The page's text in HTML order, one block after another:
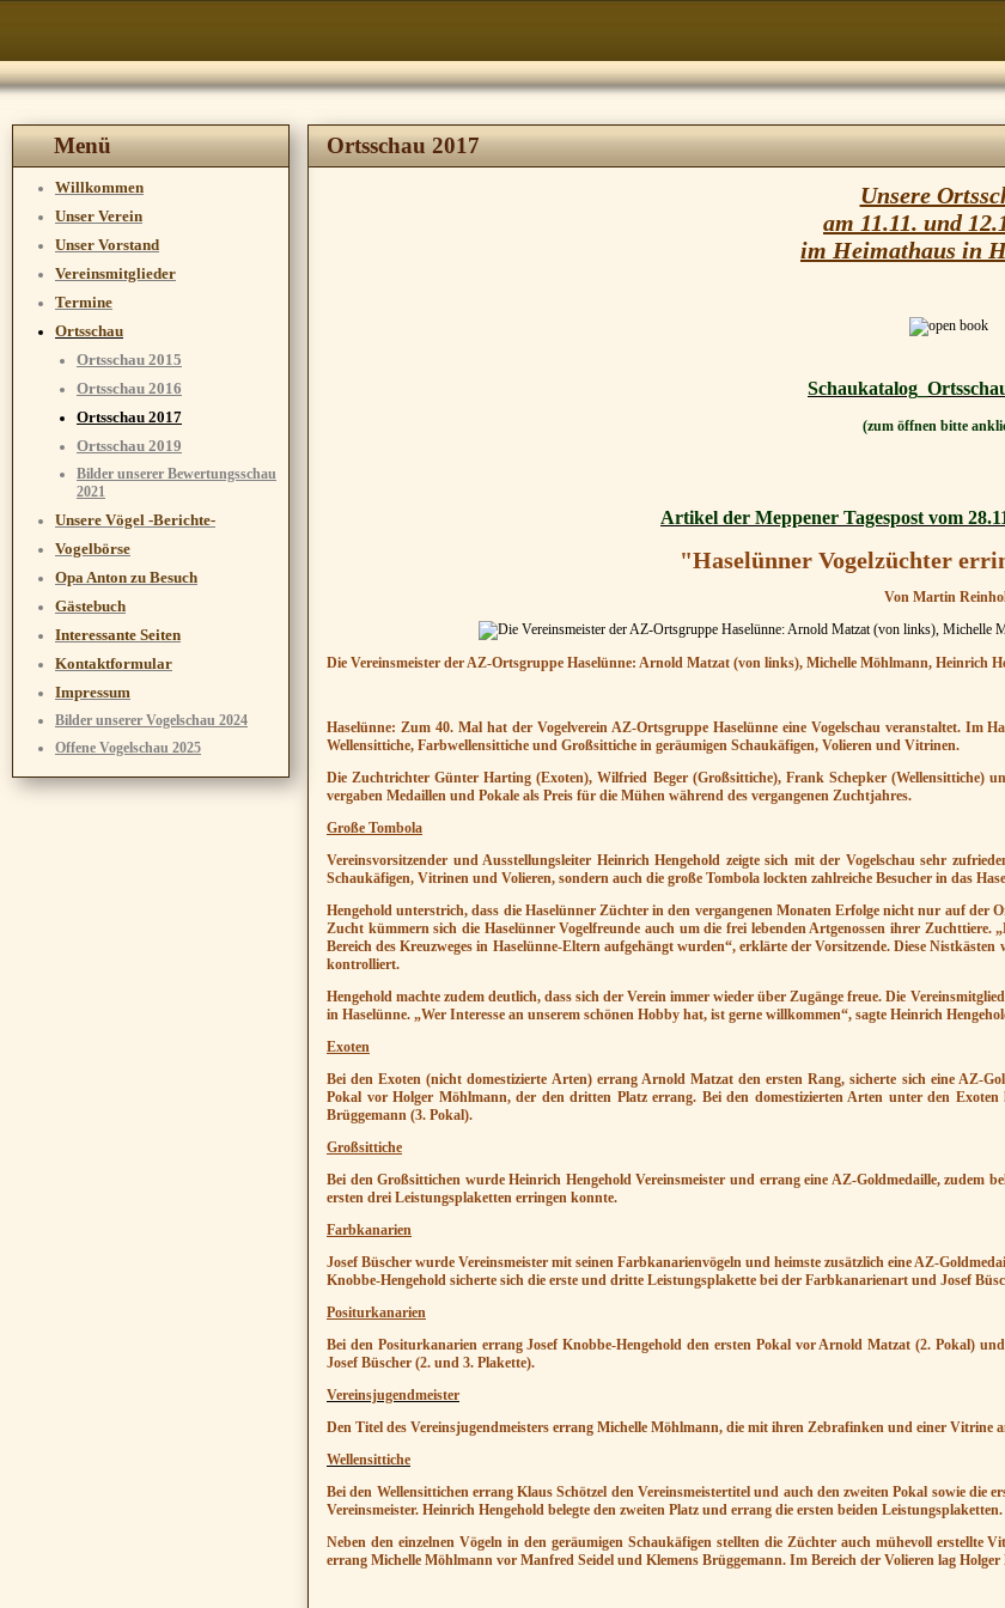
Menü
Willkommen
Unser Verein
Unser Vorstand
Vereinsmitglieder
Termine
Ortsschau
Ortsschau 2015
Ortsschau 2016
Ortsschau 2017
Ortsschau 2019
Bilder unserer Bewertungsschau
2021
Unsere Vögel -Berichte-
Vogelbörse
Opa Anton zu Besuch
Gästebuch
Interessante Seiten
Kontaktformular
Impressum
Bilder unserer Vogelschau 2024
Offene Vogelschau 2025
Ortsschau 2017
Unsere
am 11.11. und
im Heimathaus in
(zum öffnen bitte
Artikel der Meppener Tagespost vom
"Haselünner Vogelzüchter
Von Martin
Die Vereinsmeister der AZ-Ortsgruppe Haselünne: Arnold Matzat (von links), Michelle Möhlmann, Heinrich
Haselünne: Zum 40. Mal hat der Vogelverein AZ-Ortsgruppe Haselünne eine Vogelschau veranstaltet. Im
Wellensittiche, Farbwellensittiche und Großsittiche in geräumigen Schaukäfigen, Volieren und Vitrinen.
Die Zuchtrichter Günter Harting (Exoten), Wilfried Beger (Großsittiche), Frank Schepker (Wellensittiche)
vergaben Medaillen und Pokale als Preis für die Mühen während des vergangenen Zuchtjahres.
Große Tombola
Vereinsvorsitzender und Ausstellungsleiter Heinrich Hengehold zeigte sich mit der Vogelschau sehr
Schaukäfigen, Vitrinen und Volieren, sondern auch die große Tombola lockten zahlreiche Besucher in das
Hengehold unterstrich, dass die Haselünner Züchter in den vergangenen Monaten Erfolge nicht nur auf der
Zucht kümmern sich die Haselünner Vogelfreunde auch um die frei lebenden Artgenossen ihrer
Bereich des Kreuzweges in Haselünne-Eltern aufgehängt wurden“, erklärte der Vorsitzende. Diese
kontrolliert.
Hengehold machte zudem deutlich, dass sich der Verein immer wieder über Zugänge freue. Die
in Haselünne. „Wer Interesse an unserem schönen Hobby hat, ist gerne willkommen“, sagte Heinrich
Exoten
Bei den Exoten (nicht domestizierte Arten) errang Arnold Matzat den ersten Rang, sicherte sich eine AZ-
Pokal vor Holger Möhlmann, der den dritten Platz errang. Bei den domestizierten Arten unter den
Brüggemann (3. Pokal).
Großsittiche
Bei den Großsittichen wurde Heinrich Hengehold Vereinsmeister und errang eine AZ-Goldmedaille, zudem
ersten drei Leistungsplaketten erringen konnte.
Farbkanarien
Josef Büscher wurde Vereinsmeister mit seinen Farbkanarienvögeln und heimste zusätzlich eine AZ-
Knobbe-Hengehold sicherte sich die erste und dritte Leistungsplakette bei der Farbkanarienart und Josef
Positurkanarien
Bei den Positurkanarien errang Josef Knobbe-Hengehold den ersten Pokal vor Arnold Matzat (2. Pokal)
Josef Büscher (2. und 3. Plakette).
Vereinsjugendmeister
Den Titel des Vereinsjugendmeisters errang Michelle Möhlmann, die mit ihren Zebrafinken und einer Vitrine
Wellensittiche
Bei den Wellensittichen errang Klaus Schötzel den Vereinsmeistertitel und auch den zweiten Pokal sowie
Vereinsmeister. Heinrich Hengehold belegte den zweiten Platz und errang die ersten beiden Leistungsplaketten.
Neben den einzelnen Vögeln in den geräumigen Schaukäfigen stellten die Züchter auch mühevoll erstellte
errang Michelle Möhlmann vor Manfred Seidel und Klemens Brüggemann. Im Bereich der Volieren lag